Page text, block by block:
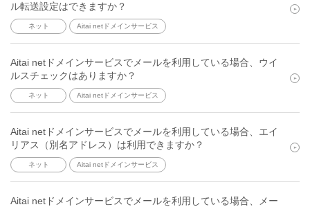
ル転送設定はできますか？
ネット Aitai netドメインサービス
Aitai netドメインサービスでメールを利用している場合、ウイ
ルスチェックはありますか？
ネット Aitai netドメインサービス
Aitai netドメインサービスでメールを利用している場合、エイ
リアス（別名アドレス）は利用できますか？
ネット Aitai netドメインサービス
Aitai netドメインサービスでメールを利用している場合、メー